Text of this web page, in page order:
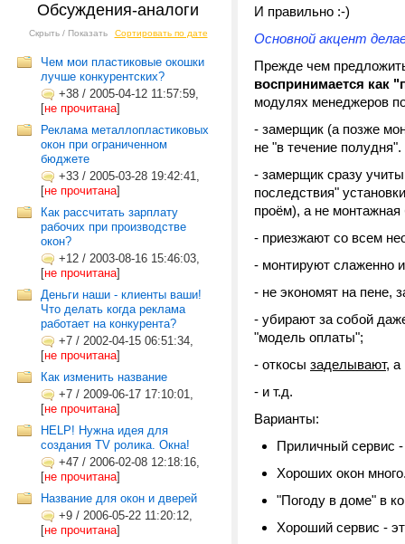
Обсуждения-аналоги
Скрыть / Показать Сортировать по дате
Чем мои пластиковые окошки
лучше конкурентских?
+38 / 2005-04-12 11:57:59,
[не прочитана]
Реклама металлопластиковых
окон при ограниченном
бюджете
+33 / 2005-03-28 19:42:41,
[не прочитана]
Как рассчитать зарплату
рабочих при производстве
окон?
+12 / 2003-08-16 15:46:03,
[не прочитана]
Деньги наши - клиенты ваши!
Что делать когда реклама
работает на конкурента?
+7 / 2002-04-15 06:51:34,
[не прочитана]
Как изменить название
+7 / 2009-06-17 17:10:01,
[не прочитана]
HELP! Нужна идея для
создания TV ролика. Окна!
+47 / 2006-02-08 12:18:16,
[не прочитана]
Название для окон и дверей
+9 / 2006-05-22 11:20:12,
[не прочитана]
И правильно :-)
Основной акцент
Прежде чем
воспринимается как
модулях менеджеров
- замерщик (а позже
не "в течение
- замерщик сразу
последствия"
проём), а не
- приезжают со всем
- монтируют слаженно
- не экономят на пене,
- убирают за собой
"модель оплаты";
- откосы заделывают, а
- и т.д.
Варианты:
Приличный сервис
Хороших окон
"Погоду в доме" в
Хороший сервис -